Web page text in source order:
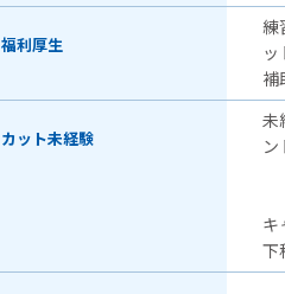
福利厚生
練
ッ
補
カット未経験
未
ン
キ
下